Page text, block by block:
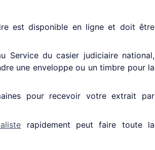
est disponible en ligne et doit être
Service du casier judiciaire national,
une enveloppe ou un timbre pour la
pour recevoir votre extrait par
rapidement peut faire toute la